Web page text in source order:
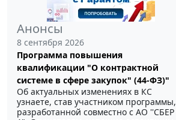
Анонсы
8 сентября 2026
Программа повышения
квалификации "О контрактной
системе в сфере закупок" (44-ФЗ)"
Об актуальных изменениях в КС
узнаете, став участником программы,
разработанной совместно с АО ''СБЕР